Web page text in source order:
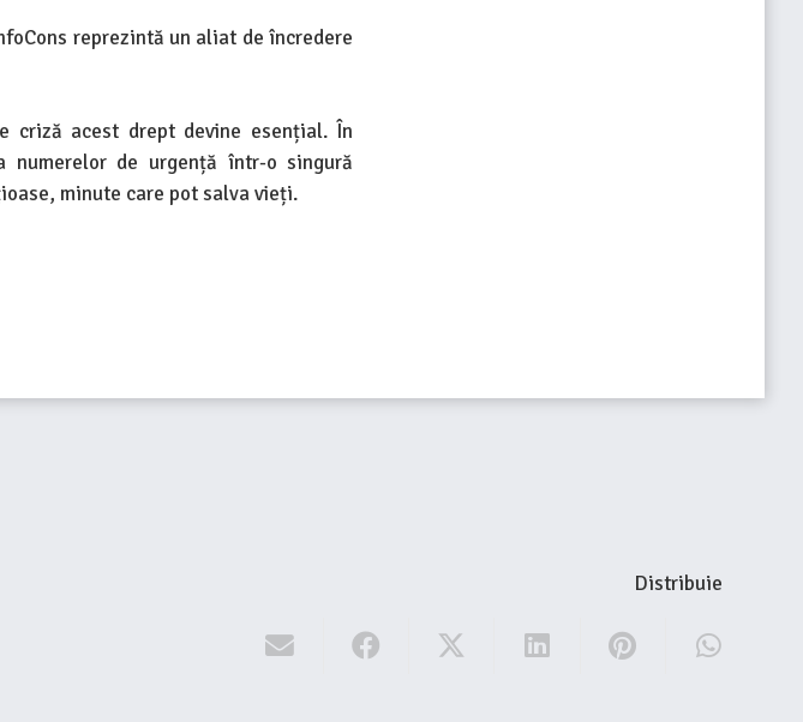
reprezintă un aliat de încredere
acest drept devine esențial. În
numerelor de urgență într-o singură
minute care pot salva vieți.
Distribuie